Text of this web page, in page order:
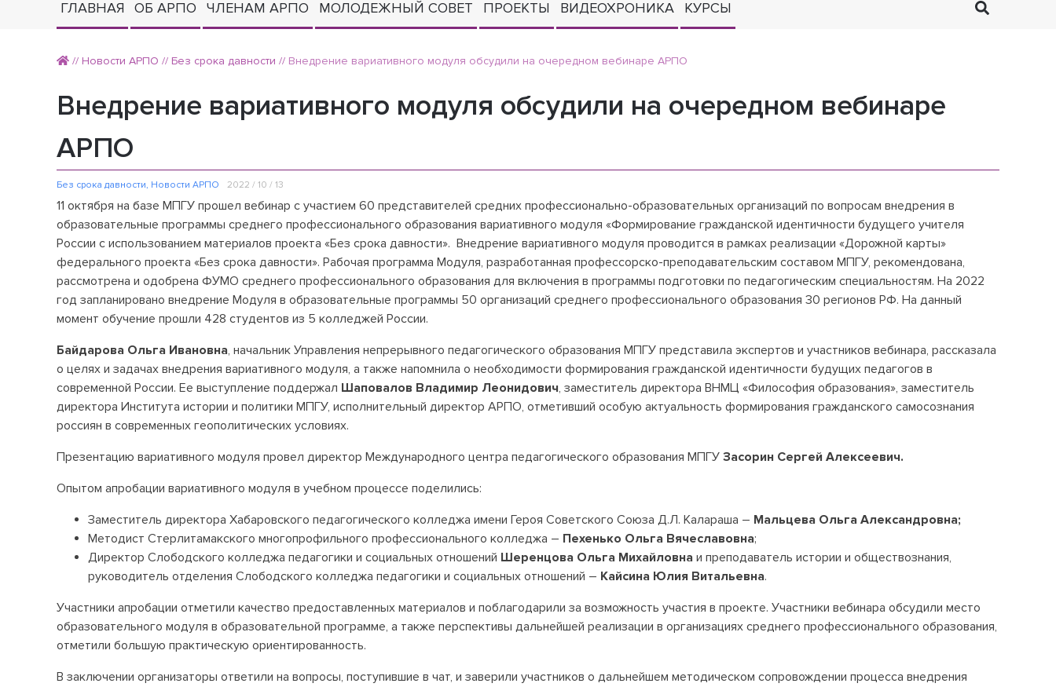
ГЛАВНАЯ ОБ АРПО ЧЛЕНАМ АРПО МОЛОДЕЖНЫЙ СОВЕТ ПРОЕКТЫ ВИДЕОХРОНИКА КУРСЫ
// Новости АРПО // Без срока давности // Внедрение вариативного модуля обсудили на очередном вебинаре АРПО
Внедрение вариативного модуля обсудили на очередном вебинаре
АРПО
Без срока давности, Новости АРПО 2022 / 10 / 13
11 октября на базе МПГУ прошел вебинар с участием 60 представителей средних профессионально-образовательных организаций по вопросам внедрения в
образовательные программы среднего профессионального образования вариативного модуля «Формирование гражданской идентичности будущего учителя
России с использованием материалов проекта «Без срока давности». Внедрение вариативного модуля проводится в рамках реализации «Дорожной карты»
федерального проекта «Без срока давности». Рабочая программа Модуля, разработанная профессорско-преподавательским составом МПГУ, рекомендована,
рассмотрена и одобрена ФУМО среднего профессионального образования для включения в программы подготовки по педагогическим специальностям. На 2022
год запланировано внедрение Модуля в образовательные программы 50 организаций среднего профессионального образования 30 регионов РФ. На данный
момент обучение прошли 428 студентов из 5 колледжей России.
Байдарова Ольга Ивановна, начальник Управления непрерывного педагогического образования МПГУ представила экспертов и участников вебинара, рассказала
о целях и задачах внедрения вариативного модуля, а также напомнила о необходимости формирования гражданской идентичности будущих педагогов в
современной России. Ее выступление поддержал Шаповалов Владимир Леонидович, заместитель директора ВНМЦ «Философия образования», заместитель
директора Института истории и политики МПГУ, исполнительный директор АРПО, отметивший особую актуальность формирования гражданского самосознания
россиян в современных геополитических условиях.
Презентацию вариативного модуля провел директор Международного центра педагогического образования МПГУ Засорин Сергей Алексеевич.
Опытом апробации вариативного модуля в учебном процессе поделились:
Заместитель директора Хабаровского педагогического колледжа имени Героя Советского Союза Д.Л. Калараша – Мальцева Ольга Александровна;
Методист Стерлитамакского многопрофильного профессионального колледжа – Пехенько Ольга Вячеславовна;
Директор Слободского колледжа педагогики и социальных отношений Шеренцова Ольга Михайловна и преподаватель истории и обществознания,
руководитель отделения Слободского колледжа педагогики и социальных отношений – Кайсина Юлия Витальевна.
Участники апробации отметили качество предоставленных материалов и поблагодарили за возможность участия в проекте. Участники вебинара обсудили место
образовательного модуля в образовательной программе, а также перспективы дальнейшей реализации в организациях среднего профессионального образования,
отметили большую практическую ориентированность.
В заключении организаторы ответили на вопросы, поступившие в чат, и заверили участников о дальнейшем методическом сопровождении процесса внедрения